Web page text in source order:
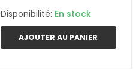
Disponibilité: En stock
AJOUTER AU PANIER